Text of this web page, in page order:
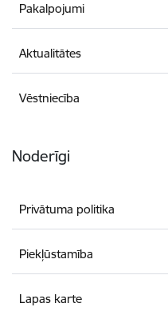
Pakalpojumi
Aktualitātes
Vēstniecība
Noderīgi
Privātuma politika
Piekļūstamība
Lapas karte